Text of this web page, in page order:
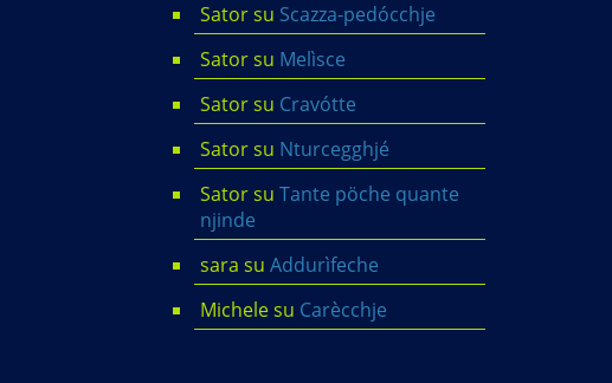
Satorsu Scazza-pedócchje
Satorsu Melìsce
Satorsu Cravótte
Satorsu Nturcegghjé
Satorsu Tante pöche quante
njinde
sara su Addurìfeche
Michelesu Carècchje